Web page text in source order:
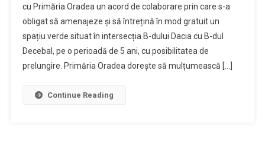
Colaborare
In
Vederea
Amenajarii
Gratuite
cu Primăria Oradea un acord de colaborare prin care s-a
obligat să amenajeze și să întrețină în mod gratuit un
spațiu verde situat în intersecția B-dului Dacia cu B-dul
Decebal, pe o perioadă de 5 ani, cu posibilitatea de
prelungire. Primăria Oradea dorește să mulțumească […]
Continue Reading